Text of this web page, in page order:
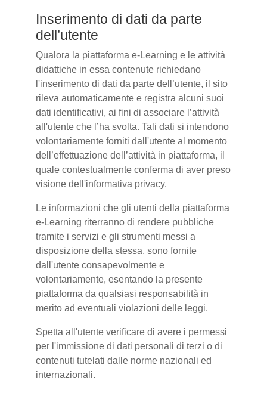
Inserimento di dati da parte
dell’utente
Qualora la piattaforma e-Learning e le attività
didattiche in essa contenute richiedano
l'inserimento di dati da parte dell’utente, il sito
rileva automaticamente e registra alcuni suoi
dati identificativi, ai fini di associare l’attività
all'utente che l’ha svolta. Tali dati si intendono
volontariamente forniti dall'utente al momento
dell’effettuazione dell’attività in piattaforma, il
quale contestualmente conferma di aver preso
visione dell'informativa privacy.
Le informazioni che gli utenti della piattaforma
e-Learning riterranno di rendere pubbliche
tramite i servizi e gli strumenti messi a
disposizione della stessa, sono fornite
dall'utente consapevolmente e
volontariamente, esentando la presente
piattaforma da qualsiasi responsabilità in
merito ad eventuali violazioni delle leggi.
Spetta all'utente verificare di avere i permessi
per l'immissione di dati personali di terzi o di
contenuti tutelati dalle norme nazionali ed
internazionali.